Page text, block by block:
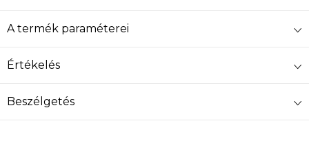
A termék paraméterei
Értékelés
Beszélgetés